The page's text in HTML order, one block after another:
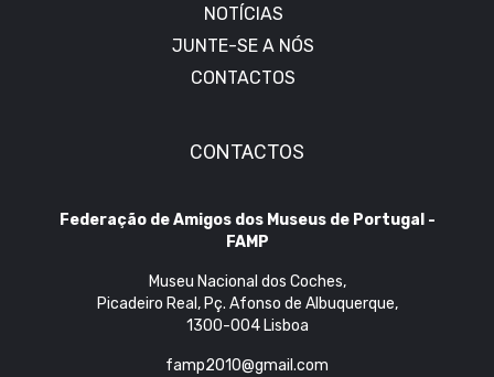
NOTÍCIAS
JUNTE-SE A NÓS
CONTACTOS
CONTACTOS
Federação de Amigos dos Museus de Portugal -
FAMP
Museu Nacional dos Coches,
Picadeiro Real, Pç. Afonso de Albuquerque,
1300-004 Lisboa
famp2010@gmail.com